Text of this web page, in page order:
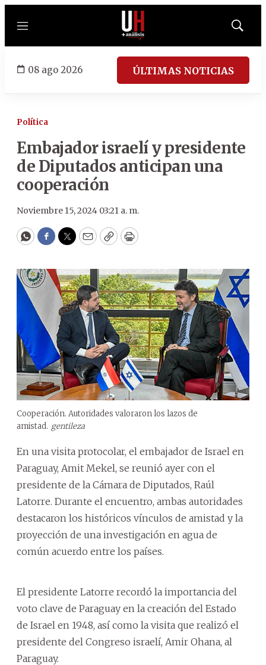
Menú
Mostrar
08 ago 2026 ÚLTIMAS NOTICIAS
Política
Embajador israelí y presidente
de Diputados anticipan una
cooperación
Noviembre 15, 2024 03:21 a. m.
WhatsApp
Facebook
Twitter
EmailCopyPrint
Cooperación. Autoridades valoraron los lazos de
amistad. gentileza
En una visita protocolar, el embajador de Israel en
Paraguay, Amit Mekel, se reunió ayer con el
presidente de la Cámara de Diputados, Raúl
Latorre. Durante el encuentro, ambas autoridades
destacaron los históricos vínculos de amistad y la
proyección de una investigación en agua de
común acuerdo entre los países.
El presidente Latorre recordó la importancia del
voto clave de Paraguay en la creación del Estado
de Israel en 1948, así como la visita que realizó el
presidente del Congreso israelí, Amir Ohana, al
Paraguay.